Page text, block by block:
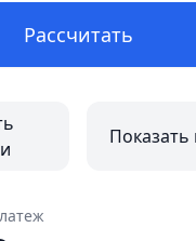
Рассчитать
Показать